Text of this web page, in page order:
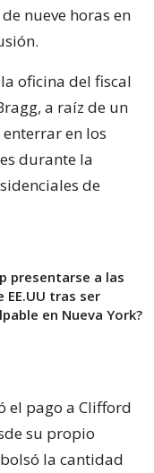
nueve horas en
oficina del fiscal
a raíz de un
en los
durante la
de
presentarse a las
EE.UU tras ser
en Nueva York?
el pago a Clifford
su propio
la cantidad